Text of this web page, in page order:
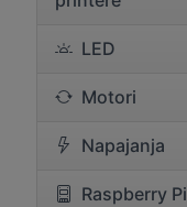
LED
Motori
Napajanja
Raspberry Pi